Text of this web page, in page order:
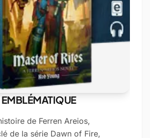
de Ferren Areios,
de la série Dawn of Fire,